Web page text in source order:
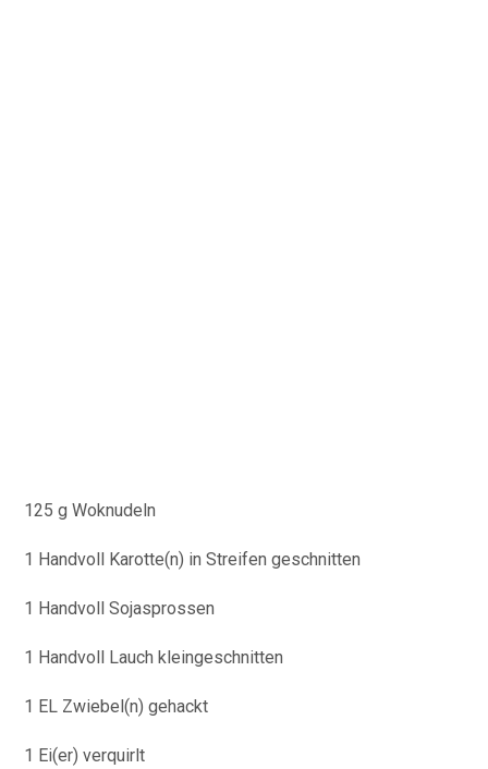
125 g Woknudeln
1 Handvoll Karotte(n) in Streifen geschnitten
1 Handvoll Sojasprossen
1 Handvoll Lauch kleingeschnitten
1 EL Zwiebel(n) gehackt
1 Ei(er) verquirlt